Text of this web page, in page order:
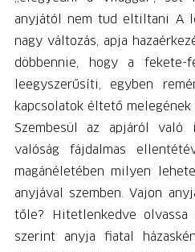
anyjától nem tud eltiltani A
nagy változás, apja
döbbennie, hogy a fekete-
leegyszerűsíti, egyben
kapcsolatok éltető
Szembesül az apjáról
valóság fájdalmas
magánéletében milyen
anyjával szemben. Vajon
tőle? Hitetlenkedve
szerint anyja fiatal